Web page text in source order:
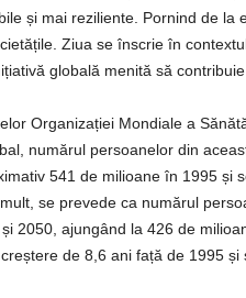
și mai reziliente. Pornind de la
Ziua se înscrie în
globală menită să
Organizației Mondiale a
numărul persoanelor din
541 de milioane în 1995 și
se prevede ca numărul
2050, ajungând la 426 de
de 8,6 ani față de 1995